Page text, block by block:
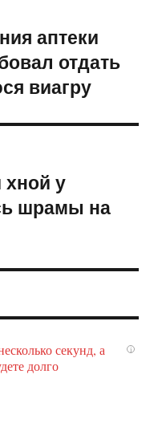
аптеки
отдать
виагру
хной у
шрамы на
i
секунд, а
долго